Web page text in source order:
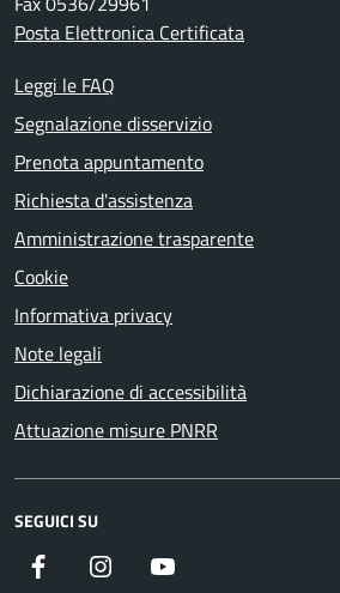
Posta Elettronica Certificata
Leggi le FAQ
Segnalazione disservizio
Prenota appuntamento
Richiesta d'assistenza
Amministrazione trasparente
Cookie
Informativa privacy
Note legali
Dichiarazione di accessibilità
Attuazione misure PNRR
SEGUICI SU
Facebook Instagram